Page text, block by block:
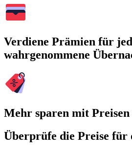
Verdiene Prämien für
wahrgenommene
Mehr sparen mit
Überprüfe die Preise für